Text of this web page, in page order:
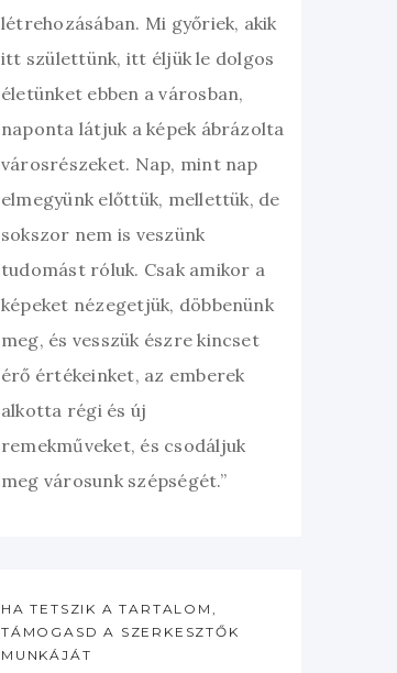
létrehozásában. Mi győriek, akik
itt születtünk, itt éljük le dolgos
életünket ebben a városban,
naponta látjuk a képek ábrázolta
városrészeket. Nap, mint nap
elmegyünk előttük, mellettük, de
sokszor nem is veszünk
tudomást róluk. Csak amikor a
képeket nézegetjük, döbbenünk
meg, és vesszük észre kincset
érő értékeinket, az emberek
alkotta régi és új
remekműveket, és csodáljuk
meg városunk szépségét.”
HA TETSZIK A TARTALOM,
TÁMOGASD A SZERKESZTŐK
MUNKÁJÁT